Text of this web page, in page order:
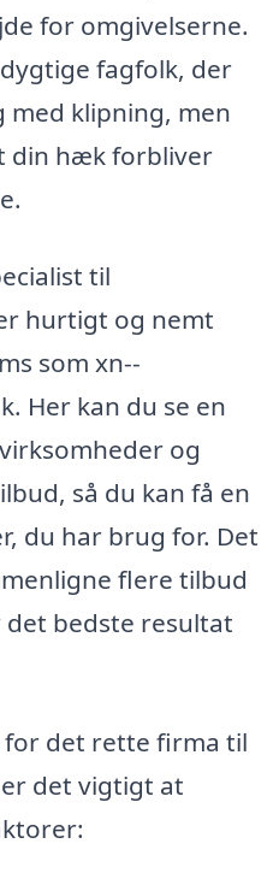
for omgivelserne.
fagfolk, der
med klipning, men
din hæk forbliver
til
hurtigt og nemt
som xn--
Her kan du se en
og
så du kan få en
du har brug for. Det
flere tilbud
bedste resultat
det rette firma til
det vigtigt at